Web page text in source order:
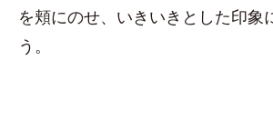
を頬にのせ、いきいきとした印象
う。